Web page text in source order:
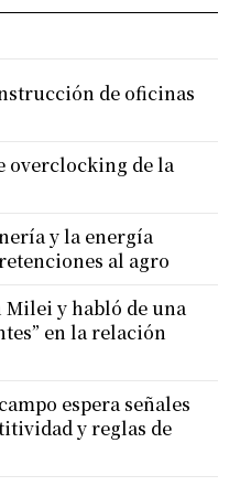
de oficinas
overclocking de la
y la energía
al agro
y habló de una
en la relación
espera señales
y reglas de